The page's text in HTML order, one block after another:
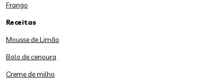
Frango
Receitas
Mousse de Limão
Bolo de cenoura
Creme de milho